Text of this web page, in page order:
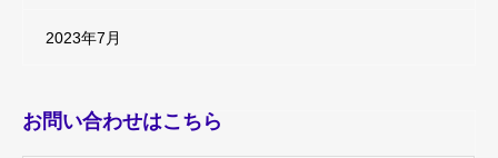
2023年7月
お問い合わせはこちら